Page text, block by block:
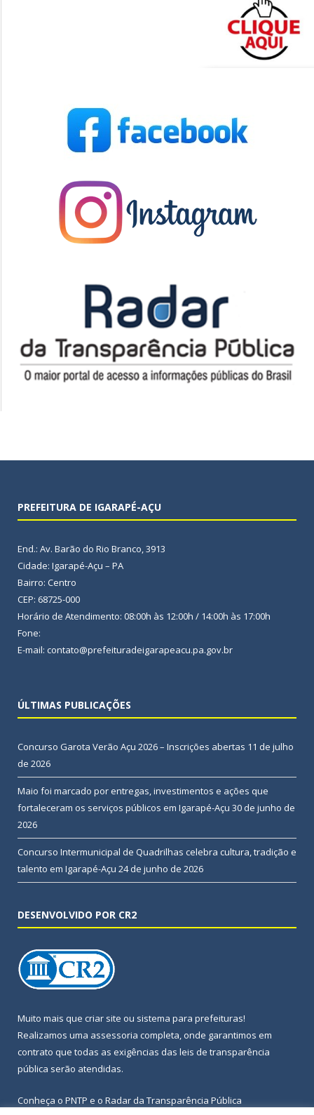
PREFEITURA DE IGARAPÉ-AÇU
End.: Av. Barão do Rio Branco, 3913
Cidade: Igarapé-Açu – PA
Bairro: Centro
CEP: 68725-000
Horário de Atendimento: 08:00h às 12:00h / 14:00h às 17:00h
Fone:
E-mail: contato@prefeituradeigarapeacu.pa.gov.br
ÚLTIMAS PUBLICAÇÕES
Concurso Garota Verão Açu 2026 – Inscrições abertas 11 de julho
de 2026
Maio foi marcado por entregas, investimentos e ações que
fortaleceram os serviços públicos em Igarapé-Açu 30 de junho de
2026
Concurso Intermunicipal de Quadrilhas celebra cultura, tradição e
talento em Igarapé-Açu 24 de junho de 2026
DESENVOLVIDO POR CR2
Muito mais que criar site ou sistema para prefeituras!
Realizamos uma assessoria completa, onde garantimos em
contrato que todas as exigências das leis de transparência
pública serão atendidas.
Conheça o PNTP e o Radar da Transparência Pública